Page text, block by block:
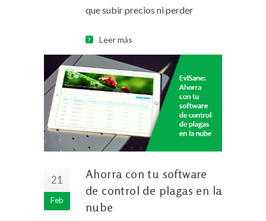
que subir precios ni perder
Leer más
21
Feb
Ahorra con tu software
de control de plagas en la
nube